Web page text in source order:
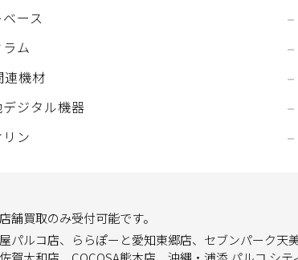
ース
ム
連機材
ジタル機器
ン
買取のみ受付可能です。
ルコ店、ららぽーと愛知東郷店、セブンパーク天美